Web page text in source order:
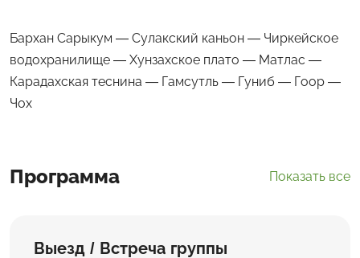
Бархан Сарыкум — Сулакский каньон — Чиркейское
водохранилище — Хунзахское плато — Матлас —
Карадахская теснина — Гамсутль — Гуниб — Гоор —
Чох
Программа Показать все
Выезд / Встреча группы